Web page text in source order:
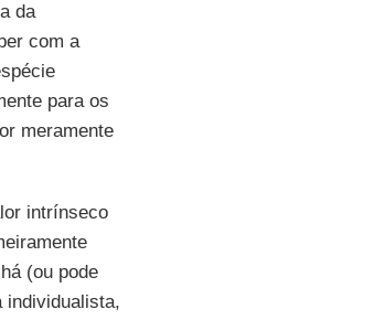
da
com a
para os
meramente
intrínseco
(ou pode
individualista,